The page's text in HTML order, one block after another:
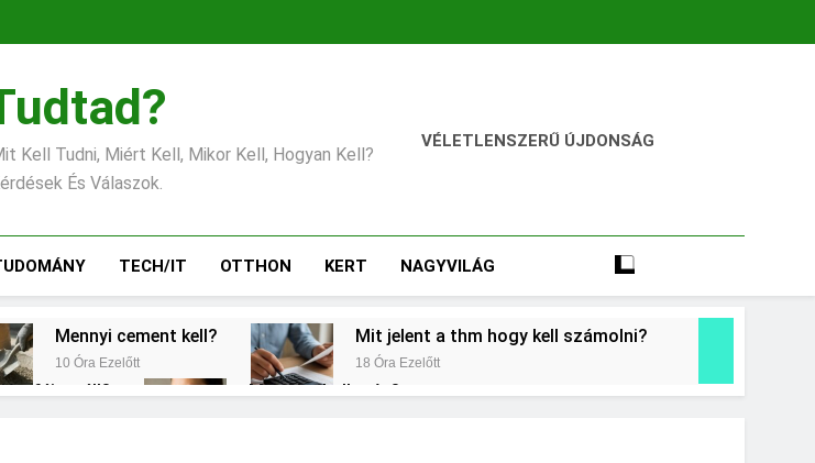
Kell Tudni, Miért Kell, Mikor Kell, Hogyan Kell?
És Válaszok.
VÉLETLENSZERŰ ÚJDONSÁG
TECH/IT OTTHON KERT NAGYVILÁG
Mennyi cement kell?
10 Óra Ezelőtt
Mit jelent a thm hogy kell számolni?
18 Óra Ezelőtt
fáj a váll? Mire jó a kollagén?